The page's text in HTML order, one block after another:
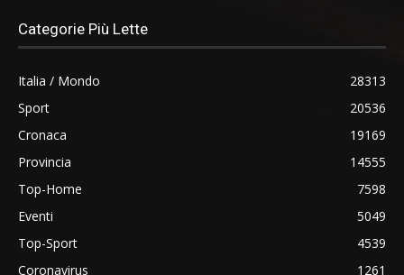
Categorie Più Lette
Italia / Mondo
28313
Sport
20536
Cronaca
19169
Provincia
14555
Top-Home
7598
Eventi
5049
Top-Sport
4539
Coronavirus
1261